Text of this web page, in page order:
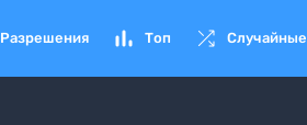
Разрешения  Топ  Случайные